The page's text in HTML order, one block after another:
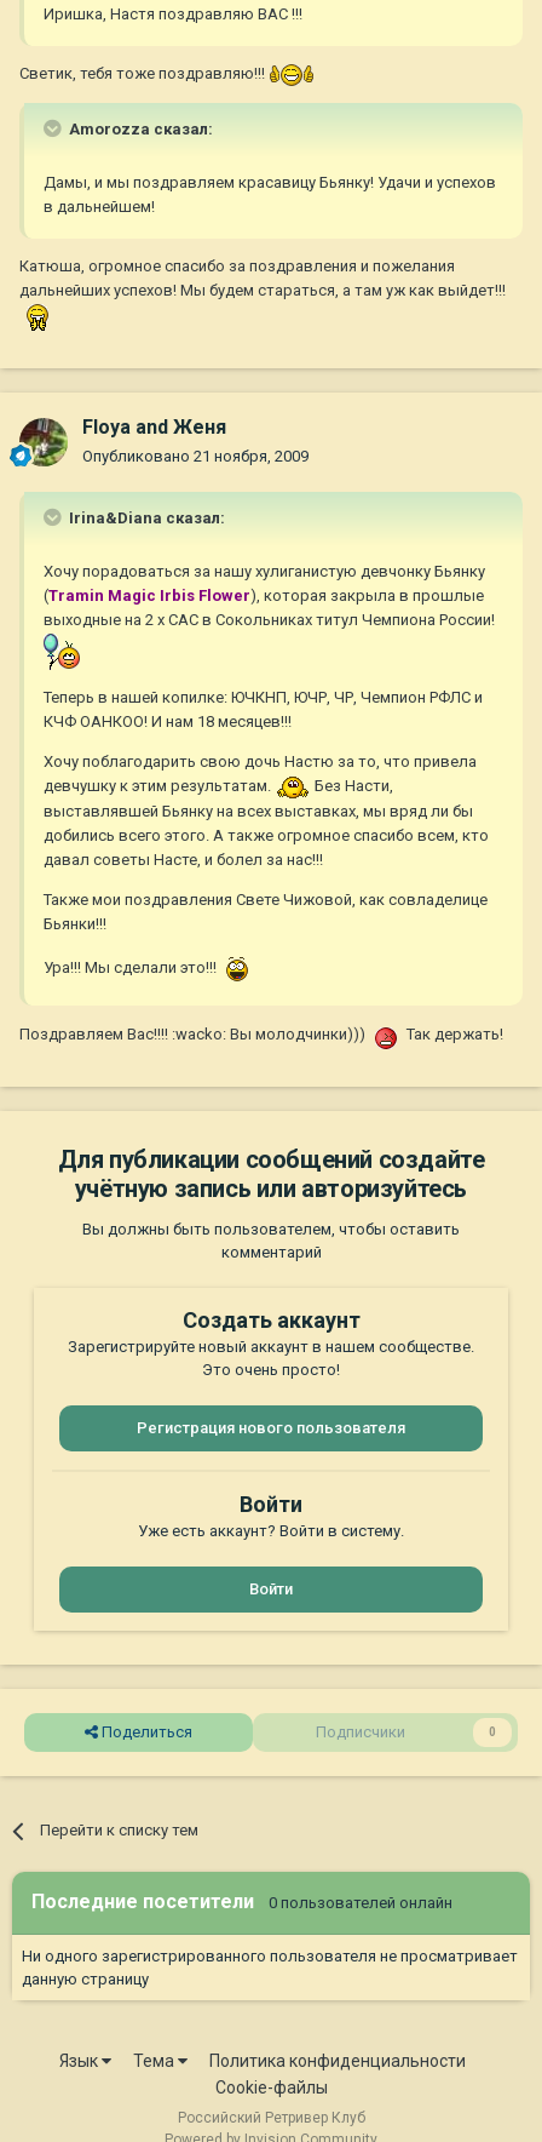
Иришка, Настя поздравляю ВАС !!!
Светик, тебя тоже поздравляю!!!
Amorozza сказал:
Дамы, и мы поздравляем красавицу Бьянку! Удачи и успехов
в дальнейшем!
Катюша, огромное спасибо за поздравления и пожелания
дальнейших успехов! Мы будем стараться, а там уж как выйдет!!!
Floya and Женя
Опубликовано 21 ноября, 2009
Irina&Diana сказал:
Хочу порадоваться за нашу хулиганистую девчонку Бьянку
(Tramin Magic Irbis Flower), которая закрыла в прошлые
выходные на 2 х САС в Сокольниках титул Чемпиона России!
Теперь в нашей копилке: ЮЧКНП, ЮЧР, ЧР, Чемпион РФЛС и
КЧФ ОАНКОО! И нам 18 месяцев!!!
Хочу поблагодарить свою дочь Настю за то, что привела
девчушку к этим результатам.
Без Насти,
выставлявшей Бьянку на всех выставках, мы вряд ли бы
добились всего этого. А также огромное спасибо всем, кто
давал советы Насте, и болел за нас!!!
Также мои поздравления Свете Чижовой, как совладелице
Бьянки!!!
Ура!!! Мы сделали это!!!
Поздравляем Вас!!!! :wacko: Вы молодчинки))) Так держать!
Для публикации сообщений создайте
учётную запись или авторизуйтесь
Вы должны быть пользователем, чтобы оставить
комментарий
Создать аккаунт
Зарегистрируйте новый аккаунт в нашем сообществе.
Это очень просто!
Регистрация нового пользователя
Войти
Уже есть аккаунт? Войти в систему.
Войти
Поделиться Подписчики 0
Перейти к списку тем
Последние посетители 0 пользователей онлайн
Ни одного зарегистрированного пользователя не просматривает
данную страницу
Язык Тема
Политика конфиденциальности
Cookie-файлы
Российский Ретривер Клуб